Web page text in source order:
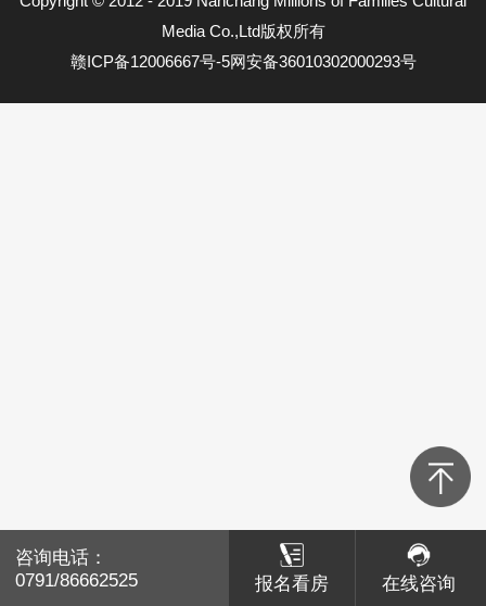
Media Co.,Ltd版权所有
赣ICP备12006667号-5网安备36010302000293号
咨询电话：
0791/86662525
报名看房 在线咨询
咨询电话：
0791/86662525
报名看房 在线咨询
西湖区
赣江新区